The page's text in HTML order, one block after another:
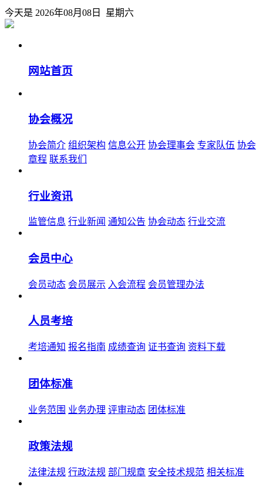
今天是 2026年08月08日 星期六
网站首页
协会概况
协会简介 组织架构 信息公开 协会理事会 专家队伍 协会
章程 联系我们
行业资讯
监管信息 行业新闻 通知公告 协会动态 行业交流
会员中心
会员动态 会员展示 入会流程 会员管理办法
人员考培
考培通知 报名指南 成绩查询 证书查询 资料下载
团体标准
业务范围 业务办理 评审动态 团体标准
政策法规
法律法规 行政法规 部门规章 安全技术规范 相关标准